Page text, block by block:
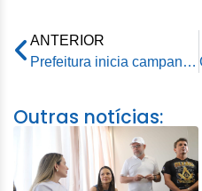
ANTERIOR
Prefeitura inicia campanha de vacinação bivalente contra covid-19 para maiores de 18 anos
Outras notícias: